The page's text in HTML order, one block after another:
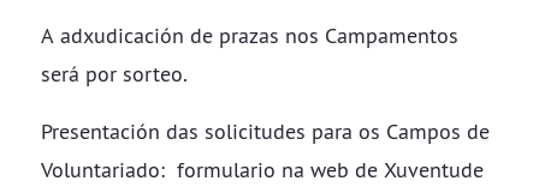
A adxudicación de prazas nos Campamentos
será por sorteo.
Presentación das solicitudes para os Campos de
Voluntariado: formulario na web de Xuventude